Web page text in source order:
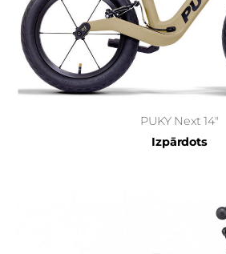
PUKY Next 14"
Izpārdots